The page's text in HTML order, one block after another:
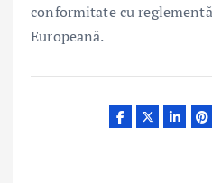
conformitate cu
Europeană.